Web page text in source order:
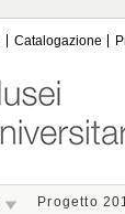
Catalogazione
Progetto